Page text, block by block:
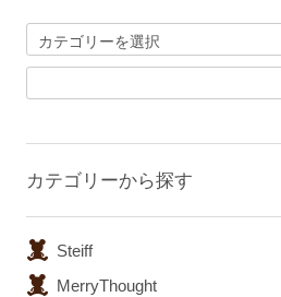
カテゴリーから探す
Steiff
MerryThought